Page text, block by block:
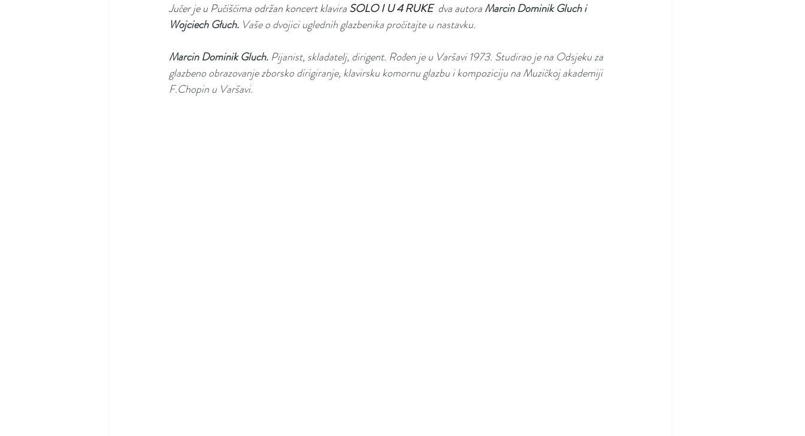
Jučer je u Pučišćima održan koncert klavira SOLO I U 4 RUKE
  dva autora
Marcin Dominik Gluch i
Wojciech Głuch. Vaše o dvojici uglednih glazbenika pročitajte u nastavku.
Marcin Dominik Gluch. Pijanist, skladatelj, dirigent. Rođen je u Varšavi 1973. Studirao je na Odsjeku za
glazbeno obrazovanje zborsko dirigiranje, klavirsku komornu glazbu i kompoziciju na Muzičkoj akademiji
F.Chopin u Varšavi.